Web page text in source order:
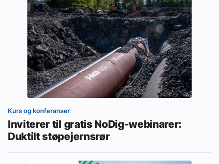
Kurs og konferanser
Inviterer til gratis NoDig-webinarer:
Duktilt støpejernsrør